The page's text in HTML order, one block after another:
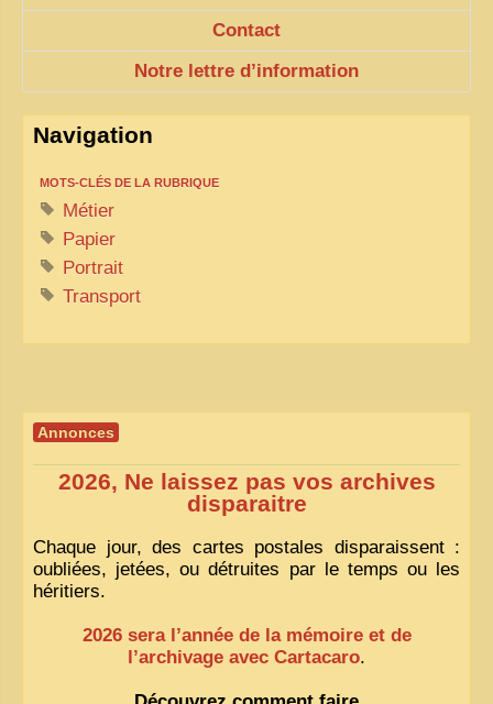
Contact
Notre lettre d’information
Navigation
MOTS-CLÉS DE LA RUBRIQUE
Métier
Papier
Portrait
Transport
Annonces
2026, Ne laissez pas vos archives
disparaitre
Chaque jour, des cartes postales disparaissent :
oubliées, jetées, ou détruites par le temps ou les
héritiers.
2026 sera l’année de la mémoire et de
l’archivage avec Cartacaro.